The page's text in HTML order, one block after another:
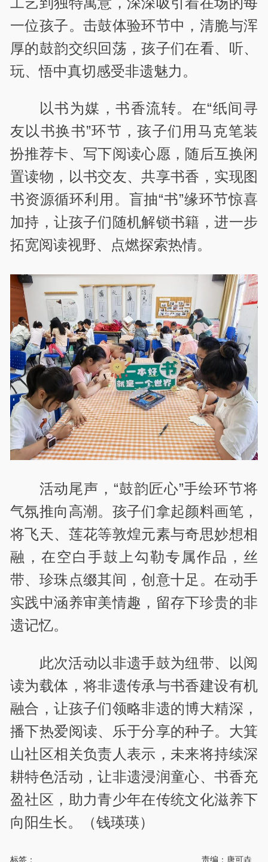
一位孩子。击鼓体验环节中，清脆与浑
厚的鼓韵交织回荡，孩子们在看、听、
玩、悟中真切感受非遗魅力。
以书为媒，书香流转。在“纸间寻
友以书换书”环节，孩子们用马克笔装
扮推荐卡、写下阅读心愿，随后互换闲
置读物，以书交友、共享书香，实现图
书资源循环利用。盲抽“书”缘环节惊喜
加持，让孩子们随机解锁书籍，进一步
拓宽阅读视野、点燃探索热情。
活动尾声，“鼓韵匠心”手绘环节将
气氛推向高潮。孩子们拿起颜料画笔，
将飞天、莲花等敦煌元素与奇思妙想相
融，在空白手鼓上勾勒专属作品，丝
带、珍珠点缀其间，创意十足。在动手
实践中涵养审美情趣，留存下珍贵的非
遗记忆。
此次活动以非遗手鼓为纽带、以阅
读为载体，将非遗传承与书香建设有机
融合，让孩子们领略非遗的博大精深，
播下热爱阅读、乐于分享的种子。大箕
山社区相关负责人表示，未来将持续深
耕特色活动，让非遗浸润童心、书香充
盈社区，助力青少年在传统文化滋养下
向阳生长。（钱瑛瑛）
标签： 责编：唐可垚